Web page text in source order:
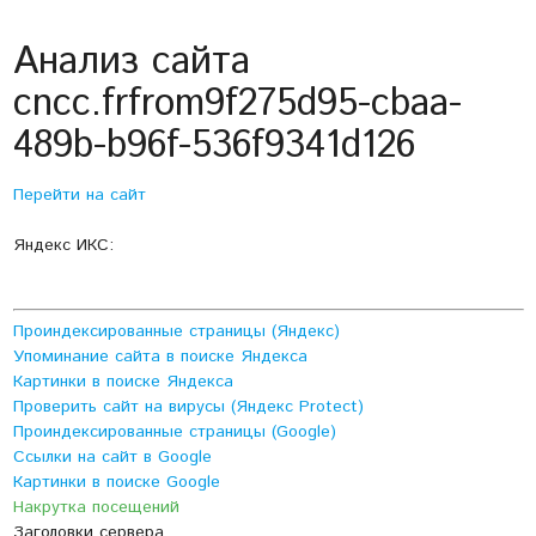
Анализ сайта
cncc.frfrom9f275d95-cbaa-
489b-b96f-536f9341d126
Перейти на сайт
Яндекс ИКС:
Проиндексированные страницы (Яндекс)
Упоминание сайта в поиске Яндекса
Картинки в поиске Яндекса
Проверить сайт на вирусы (Яндекс Protect)
Проиндексированные страницы (Google)
Ссылки на сайт в Google
Картинки в поиске Google
Накрутка посещений